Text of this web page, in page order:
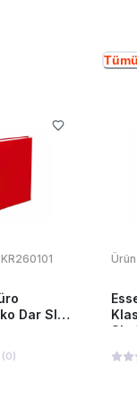
KR260101
Dar Slt-
(0)
Slt-